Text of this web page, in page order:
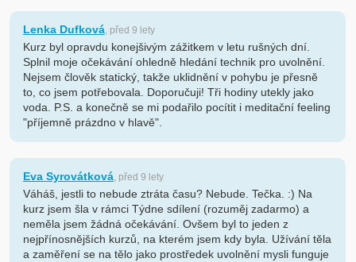
Lenka Dufková, před 9 lety
Kurz byl opravdu konejšivým zážitkem v letu rušných dní.
Splnil moje očekávání ohledně hledání technik pro uvolnění.
Nejsem člověk statický, takže uklidnění v pohybu je přesně
to, co jsem potřebovala. Doporučuji! Tři hodiny utekly jako
voda. P.S. a konečně se mi podařilo pocítit i meditační feeling
"příjemně prázdno v hlavě".
Eva Syrovátková, před 9 lety
Váháš, jestli to nebude ztráta času? Nebude. Tečka. :) Na
kurz jsem šla v rámci Týdne sdílení (rozuměj zadarmo) a
neměla jsem žádná očekávání. Ovšem byl to jeden z
nejpřínosnějších kurzů, na kterém jsem kdy byla. Užívání těla
a zaměření se na tělo jako prostředek uvolnění mysli funguje